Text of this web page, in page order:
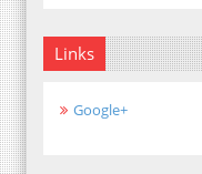
Links
Google+